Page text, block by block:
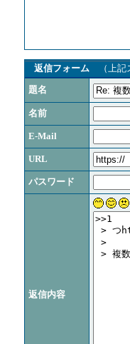
返信フォーム （上記
題名
名前
E-Mail
URL
パスワード
返信内容